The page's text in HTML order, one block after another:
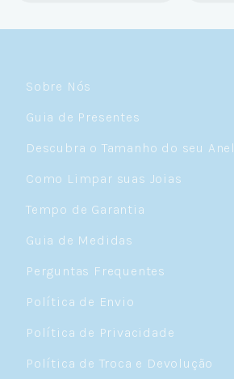
Sobre Nós
Guia de Presentes
Descubra o Tamanho do seu Anel
Como Limpar suas Joias
Tempo de Garantia
Guia de Medidas
Perguntas Frequentes
Política de Envio
Política de Privacidade
Política de Troca e Devolução